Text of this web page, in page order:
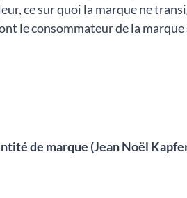
ce sur quoi la marque ne
le consommateur de la
de marque (Jean Noël